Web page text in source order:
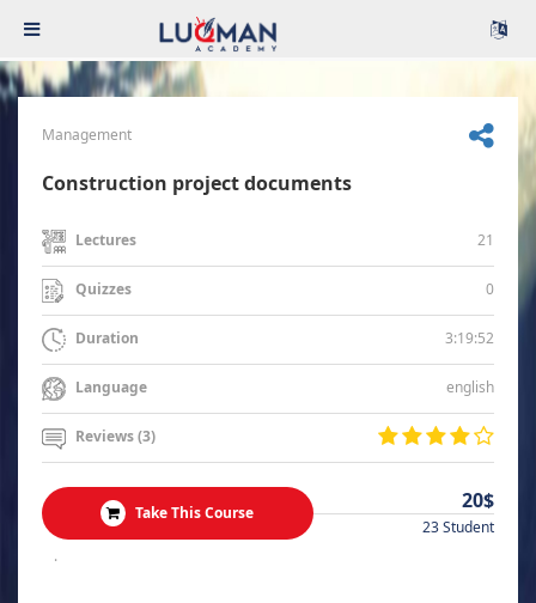
Management
Construction project documents
Lectures 21
Quizzes 0
Duration 3:19:52
Language english
Reviews (3)
Take This Course 20$
23 Student
.